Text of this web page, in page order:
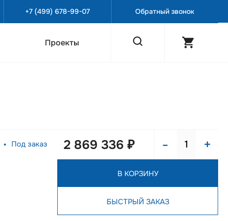
+7 (499) 678-99-07 Обратный звонок
Проекты
Под заказ 2 869 336 ₽ - +
В КОРЗИНУ
БЫСТРЫЙ ЗАКАЗ